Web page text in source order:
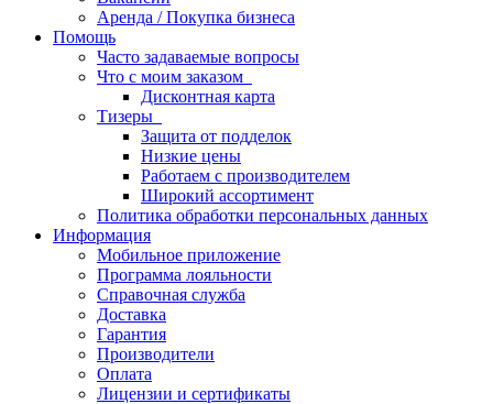
Аренда / Покупка бизнеса
Помощь
Часто задаваемые вопросы
Что с моим заказом
Дисконтная карта
Тизеры
Защита от подделок
Низкие цены
Работаем с производителем
Широкий ассортимент
Политика обработки персональных данных
Информация
Мобильное приложение
Программа лояльности
Справочная служба
Доставка
Гарантия
Производители
Оплата
Лицензии и сертификаты